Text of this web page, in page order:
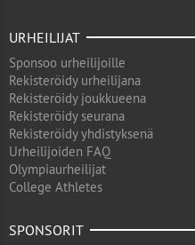
URHEILIJAT
Sponsoo urheilijoille
Rekisteröidy urheilijana
Rekisteröidy joukkueena
Rekisteröidy seurana
Rekisteröidy yhdistyksenä
Urheilijoiden FAQ
Olympiaurheilijat
College Athletes
SPONSORIT